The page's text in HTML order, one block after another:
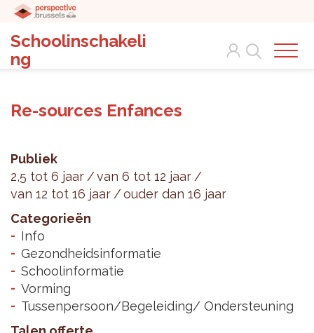
Schoolinschakeli
ng
Search
Re-sources Enfances
Publiek
2,5 tot 6 jaar
van 6 tot 12 jaar
van 12 tot 16 jaar
ouder dan 16 jaar
Categorieën
Info
Gezondheidsinformatie
Schoolinformatie
Vorming
Tussenpersoon/Begeleiding/ Ondersteuning